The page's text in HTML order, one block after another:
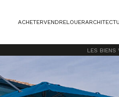
ACHETERVENDRELOUER
LES BIENS